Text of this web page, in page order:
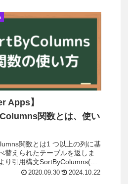
Apps】
関数とは、使い
関数とは1 つ以上の列に基
替えられたテーブルを返しま
り引用構文SortByColumns(テ
名1 [, 並べ替える順番1,列名2,
2020.09.30 2024.10.22